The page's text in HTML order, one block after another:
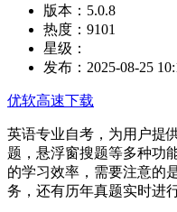
版本： 5.0.8
热度： 9101
星级：
发布： 2025-08-25
优软高速下载
英语专业自考，为用户提
题，悬浮窗搜题等多种功
的学习效率，需要注意的
务，还有历年真题实时进